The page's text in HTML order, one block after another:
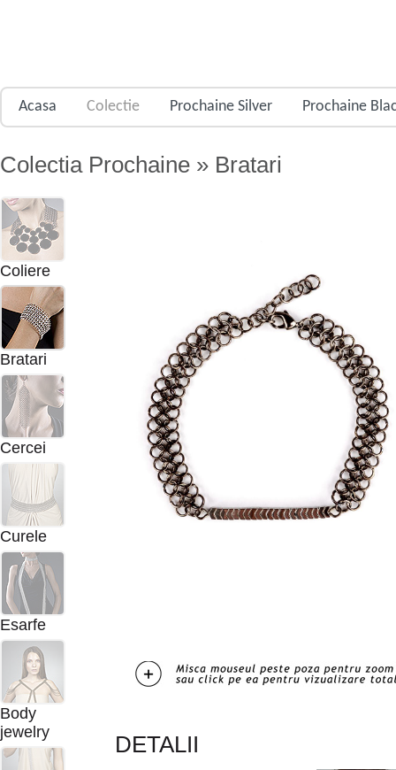
Acasa Colectie Prochaine Silver Prochaine
Colectia Prochaine » Bratari
Coliere
Bratari
Cercei
Curele
Esarfe
Body
jewelry
DETALII